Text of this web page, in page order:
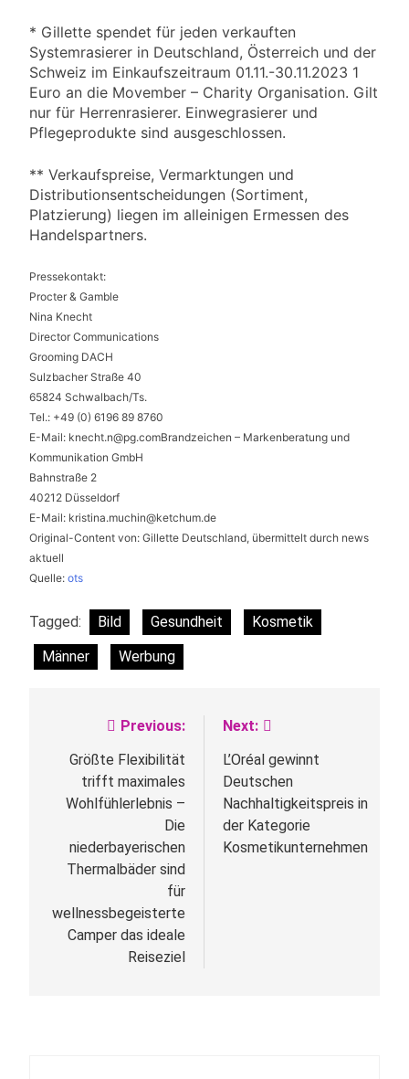
* Gillette spendet für jeden verkauften
Systemrasierer in Deutschland, Österreich und der
Schweiz im Einkaufszeitraum 01.11.-30.11.2023 1
Euro an die Movember – Charity Organisation. Gilt
nur für Herrenrasierer. Einwegrasierer und
Pflegeprodukte sind ausgeschlossen.
** Verkaufspreise, Vermarktungen und
Distributionsentscheidungen (Sortiment,
Platzierung) liegen im alleinigen Ermessen des
Handelspartners.
Pressekontakt:
Procter & Gamble
Nina Knecht
Director Communications
Grooming DACH
Sulzbacher Straße 40
65824 Schwalbach/Ts.
Tel.: +49 (0) 6196 89 8760
E-Mail: knecht.n@pg.comBrandzeichen – Markenberatung und
Kommunikation GmbH
Bahnstraße 2
40212 Düsseldorf
E-Mail: kristina.muchin@ketchum.de
Original-Content von: Gillette Deutschland, übermittelt durch news
aktuell
Quelle: ots
Tagged: Bild Gesundheit
Kosmetik
Männer
Werbung
Beitragsnavigation
Previous:
Größte Flexibilität
trifft maximales
Wohlfühlerlebnis –
Die
niederbayerischen
Thermalbäder sind
für
wellnessbegeisterte
Camper das ideale
Reiseziel
Next:
L’Oréal gewinnt
Deutschen
Nachhaltigkeitspreis in
der Kategorie
Kosmetikunternehmen